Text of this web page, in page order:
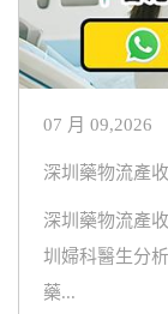
07 月 09,2026
深圳藥物流產
深圳藥物流產
圳婦科醫生分
藥...